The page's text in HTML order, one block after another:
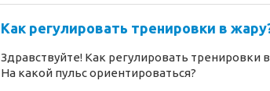
Как регулировать тренировки в
Здравствуйте! Как регулировать
На какой пульс ориентироваться?